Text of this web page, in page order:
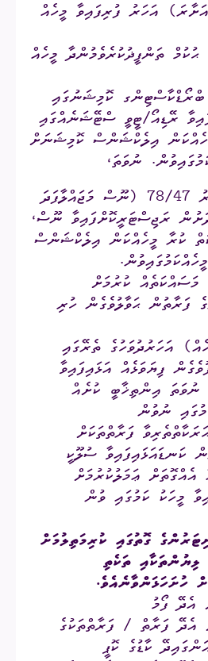
18 (އަށާރަ) އަހަރު ފުރިފައިވާ މީހެއް
ތަންފީޛުކުރެވެމުންދާ މީހެއް
ކޮމިޝަނުގައި
ރޭޑިއޯ/ޓީވީ ސްޓޭޝަނެއްގައި
އިލެކްޝަންސް ކޮމިޝަނަށް
ނުވަތަ،
(ށ) ޤާނޫނު ނަންބަރު 78/47 (ނޫސް މަޖައްލާފަދަ
ރަޖިސްޓަރީކޮށްފައިވާ ނޫސް،
ކުރާ މީހެއްކަން އިލެކްޝަންސް
މަސައްކަތެއް ކުރުމަށް
ފަރާތުން ޙަވާލުވެގެން ހުރި
5 (ފަހެއް) އަހަރުދުވަހުގެ ތެރޭގައި
ފިޔަވަޅެއް އަޅައިފައިވާ
ނުވަތަ އިންތިޚާބީ ކުށެއް
ނުވުން
ފަރާތްތަކަށް
ކަނޑައަޅައިފައިވާ ސުލޫކީ
އެއްގޮތަށް ޢަމަލުކުރުމަށް
މީހަކު ކަމުގައި ވުން
ގޮތުގައި ކުރިމަތިލުމަށް
ތަކެތި
ހުށަހަޅަންވާނެއެވެ.
އެދޭ ފޯމު
އެދޭ ފަރާތް / ފަރާތްތަކުގެ
ކާޑުގެ ކޮޕީ